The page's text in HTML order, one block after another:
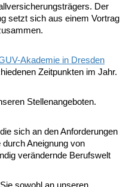
Der
setzt sich aus einem Vortrag
Akademie in Dresden
Zeitpunkten im Jahr.
Stellenangeboten.
sich an den Anforderungen
Aneignung von
verändernde Berufswelt
sowohl an unseren